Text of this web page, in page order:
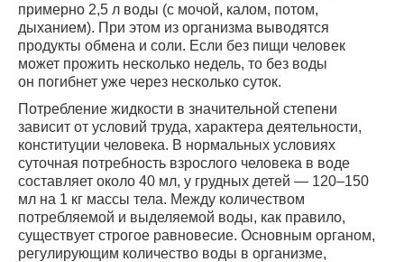
примерно 2,5 л воды (с мочой, калом, потом,
дыханием). При этом из организма выводятся
продукты обмена и соли. Если без пищи человек
может прожить несколько недель, то без воды
он погибнет уже через несколько суток.
Потребление жидкости в значительной степени
зависит от условий труда, характера деятельности,
конституции человека. В нормальных условиях
суточная потребность взрослого человека в воде
составляет около 40 мл, у грудных детей — 120–150
мл на 1 кг массы тела. Между количеством
потребляемой и выделяемой воды, как правило,
существует строгое равновесие. Основным органом,
регулирующим количество воды в организме,